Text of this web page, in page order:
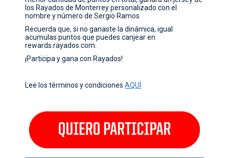
los Rayados de Monterrey personalizado con el
nombre y número de Sergio Ramos
Recuerda que, si no ganaste la dinámica, igual
acumulas puntos que puedes canjear en
rewards.rayados.com.
¡Participa y gana con Rayados!
Lee los términos y condicionesAQUÍ